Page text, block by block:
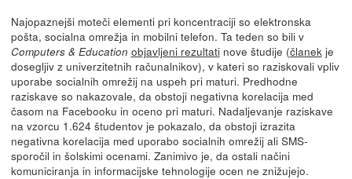
Najopaznejši moteči elementi pri koncentraciji so elektronska
pošta, socialna omrežja in mobilni telefon. Ta teden so bili v
Computers & Education objavljeni rezultatinove študije (članek je
dosegljiv z univerzitetnih računalnikov), v kateri so raziskovali vpliv
uporabe socialnih omrežij na uspeh pri maturi. Predhodne
raziskave so nakazovale, da obstoji negativna korelacija med
časom na Facebooku in oceno pri maturi. Nadaljevanje raziskave
na vzorcu 1.624 študentov je pokazalo, da obstoji izrazita
negativna korelacija med uporabo socialnih omrežij ali SMS-
sporočil in šolskimi ocenami. Zanimivo je, da ostali načini
komuniciranja in informacijske tehnologije ocen ne znižujejo.